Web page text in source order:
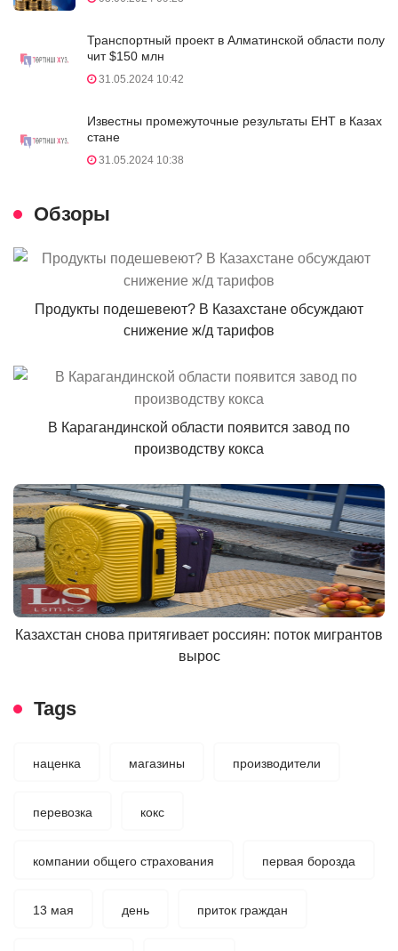
Транспортный проект в Алматинской области полу
чит $150 млн
31.05.2024 10:42
Известны промежуточные результаты ЕНТ в Казах
стане
31.05.2024 10:38
Обзоры
Продукты подешевеют? В Казахстане обсуждают
снижение ж/д тарифов
В Карагандинской области появится завод по
производству кокса
Казахстан снова притягивает россиян: поток мигрантов
вырос
Tags
наценка магазины производители
перевозка кокс
компании общего страхования первая борозда
13 мая день приток граждан